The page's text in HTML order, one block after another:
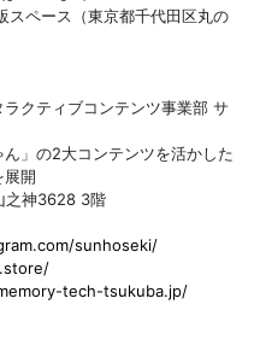
ペース（東京都千代田区丸の
クティブコンテンツ事業部 サ
」の2大コンテンツを活かした
展開
之神3628 3階
sunhoseki/
tech-tsukuba.jp/